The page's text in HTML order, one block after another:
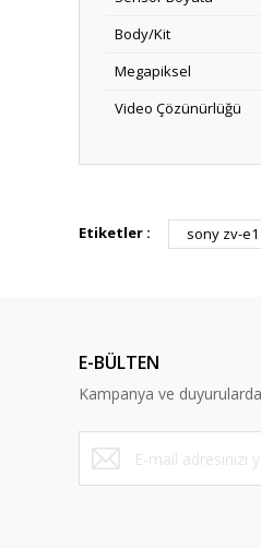
Body/Kit
Megapiksel
Video Çözünürlüğü
Etiketler : sony zv-e1
E-BÜLTEN
Kampanya ve